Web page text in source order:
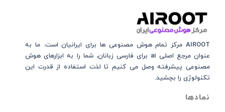
AIROOT مرکز تمام هوش مصنوعی‌‌‌ ها برای ایرانیان است. ما به
عنوان مرجع اصلی ai برای فارسی زبانان، شما را به ابزارهای هوش
مصنوعی پیشرفته وصل می کنیم تا لذت استفاده از قدرت این
تکنولوژی را بچشید.
نمادها